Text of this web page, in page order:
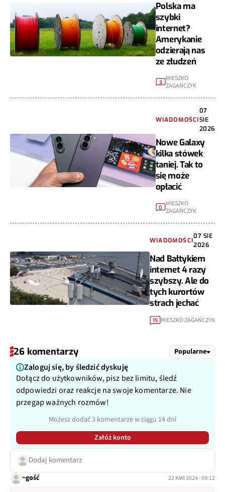
Polska ma
szybki
internet?
Amerykanie
odzierają nas
ze złudzeń
3 MIESZKO
ZAGAŃCZYK
WIADOMOŚCI
07
SIE
2026
Nowe Galaxy
kilka stówek
taniej. Tak to
się może
opłacić
0 MIESZKO
ZAGAŃCZYK
WIADOMOŚCI
07 SIE
2026
Nad Bałtykiem
internet 4 razy
szybszy. Ale do
tych kurortów
strach jechać
15 MIESZKO ZAGAŃCZYK
26 komentarzy Popularne
Zaloguj się, by śledzić dyskuję
Dołącz do użytkowników, pisz bez limitu, śledź
odpowiedzi oraz reakcje na swoje komentarze. Nie
przegap ważnych rozmów!
Możesz dodać 3 komentarze w ciągu 14 dni
Załóż konto
Dodaj komentarz
~gość 22 KWI 2024 · 09:12